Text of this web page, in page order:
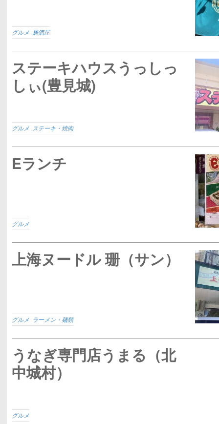
グルメ 居酒屋
ステーキハウスうっしっ
しぃ(豊見城)
グルメ ステーキ・焼肉
Eランチ
グルメ
上海ヌードル 珊（サン）
グルメ ラーメン・麺類
うなぎ専門店うまる（北
中城村）
グルメ